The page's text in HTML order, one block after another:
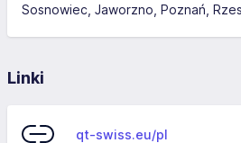
Sosnowiec Jaworzno Poznań
Linki
qt-swiss.eu/pl